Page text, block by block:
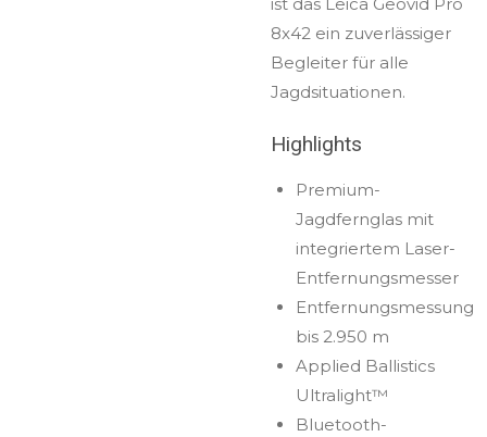
8x42 ein zuverlässiger
Begleiter für alle
Jagdsituationen.
Highlights
Premium-
Jagdfernglas mit
integriertem Laser-
Entfernungsmesser
Entfernungsmessung
bis 2.950 m
Applied Ballistics
Ultralight™
Bluetooth-